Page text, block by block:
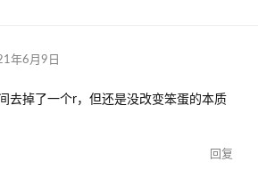
年6月9日
去掉了一个r，但还是没改变笨蛋的本质
回复